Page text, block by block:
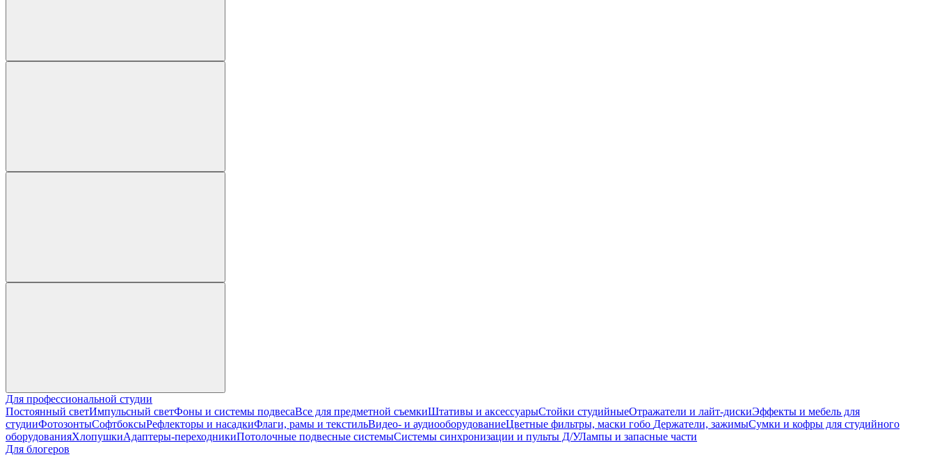
Для профессиональной студии
Постоянный светИмпульсный светФоны и системы подвесаВсе для предметной съемкиШтативы и аксессуарыСтойки студийныеОтражатели и лайт-дискиЭффекты и мебель для
студииФотозонтыСофтбоксыРефлекторы и насадкиФлаги, рамы и текстильВидео- и аудиооборудованиеЦветные фильтры, маски гобо Держатели, зажимыСумки и кофры для студийного
оборудованияХлопушкиАдаптеры-переходникиПотолочные подвесные системыСистемы синхронизации и пульты Д/УЛампы и запасные части
Для блогеров